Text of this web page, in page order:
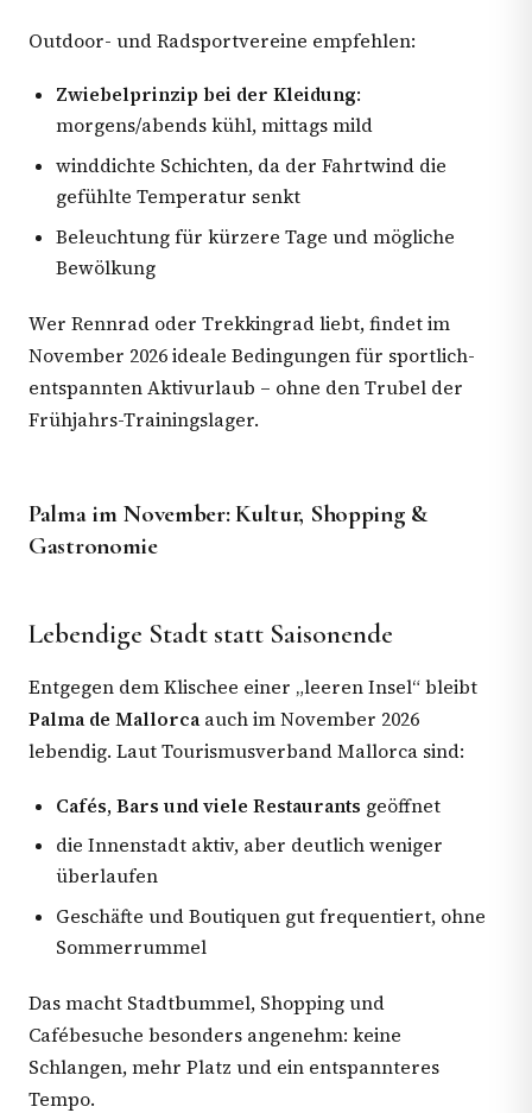
Outdoor- und Radsportvereine empfehlen:
Zwiebelprinzip bei der Kleidung:
morgens/abends kühl, mittags mild
winddichte Schichten, da der Fahrtwind die
gefühlte Temperatur senkt
Beleuchtung für kürzere Tage und mögliche
Bewölkung
Wer Rennrad oder Trekkingrad liebt, findet im
November 2026 ideale Bedingungen für sportlich-
entspannten Aktivurlaub – ohne den Trubel der
Frühjahrs-Trainingslager.
Palma im November: Kultur, Shopping &
Gastronomie
Lebendige Stadt statt Saisonende
Entgegen dem Klischee einer „leeren Insel“ bleibt
Palma de Mallorcaauch im November 2026
lebendig. Laut Tourismusverband Mallorca sind:
Cafés, Bars und viele Restaurants geöffnet
die Innenstadt aktiv, aber deutlich weniger
überlaufen
Geschäfte und Boutiquen gut frequentiert, ohne
Sommerrummel
Das macht Stadtbummel, Shopping und
Cafébesuche besonders angenehm: keine
Schlangen, mehr Platz und ein entspannteres
Tempo.